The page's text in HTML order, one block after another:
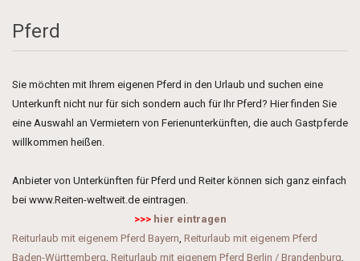
Pferd
Sie möchten mit Ihrem eigenen Pferd in den Urlaub und suchen eine
Unterkunft nicht nur für sich sondern auch für Ihr Pferd? Hier finden Sie
eine Auswahl an Vermietern von Ferienunterkünften, die auch Gastpferde
willkommen heißen.
Anbieter von Unterkünften für Pferd und Reiter können sich ganz einfach
bei www.Reiten-weltweit.de eintragen.
>>> hier eintragen
Reiturlaub mit eigenem Pferd Bayern, Reiturlaub mit eigenem Pferd
Baden-Württemberg, Reiturlaub mit eigenem Pferd Berlin / Brandenburg,